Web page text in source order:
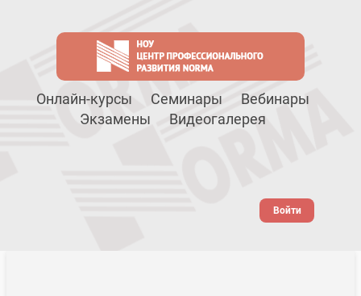
Онлайн-курсы Семинары
Вебинары
Экзамены
Видеогалерея
Войти